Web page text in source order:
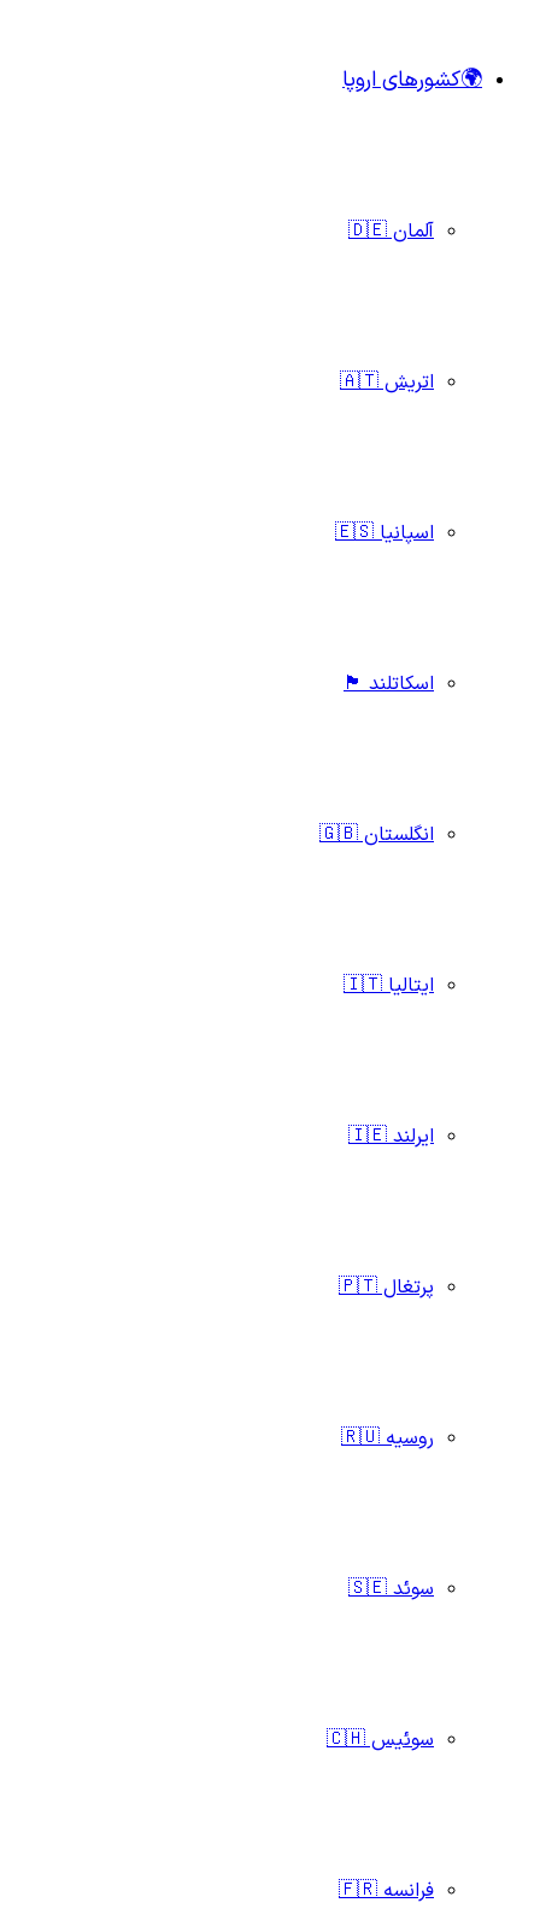
🌍کشورهای اروپا
آلمان 🇩🇪
اتریش 🇦🇹
اسپانیا 🇪🇸
اسکاتلند 🏴󠁧󠁢󠁳󠁣󠁴󠁿
انگلستان 🇬🇧
ایتالیا 🇮🇹
ایرلند 🇮🇪
پرتغال 🇵🇹
روسیه 🇷🇺
سوئد 🇸🇪
سوئیس 🇨🇭
فرانسه 🇫🇷